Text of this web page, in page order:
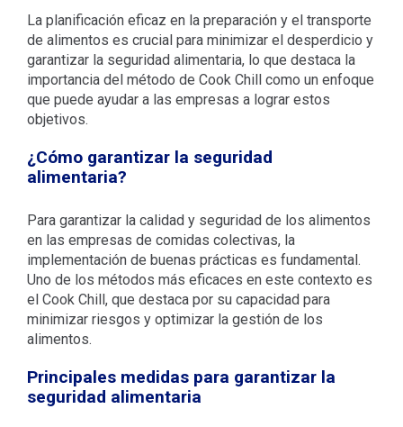
La planificación eficaz en la preparación y el transporte
de alimentos es crucial para minimizar el desperdicio y
garantizar la seguridad alimentaria, lo que destaca la
importancia del método de Cook Chill como un enfoque
que puede ayudar a las empresas a lograr estos
objetivos.
¿Cómo garantizar la seguridad
alimentaria?
Para garantizar la calidad y seguridad de los alimentos
en las empresas de comidas colectivas, la
implementación de buenas prácticas es fundamental.
Uno de los métodos más eficaces en este contexto es
el Cook Chill, que destaca por su capacidad para
minimizar riesgos y optimizar la gestión de los
alimentos.
Principales medidas para garantizar la
seguridad alimentaria